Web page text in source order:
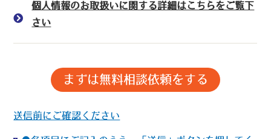
個人情報のお取扱いに関する詳細はこちらをご覧下
さい
送信前にご確認ください